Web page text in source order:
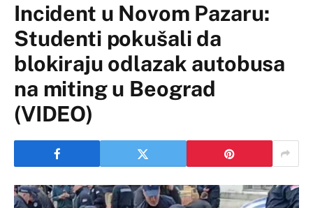
Incident u Novom Pazaru:
Studenti pokušali da
blokiraju odlazak autobusa
na miting u Beograd
(VIDEO)